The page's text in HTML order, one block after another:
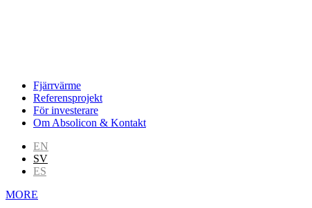
Fjärrvärme
Referensprojekt
För investerare
Om Absolicon & Kontakt
EN
SV
ES
MORE